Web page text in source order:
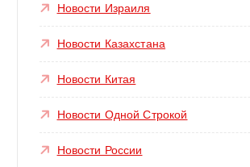
Новости Израиля
Новости Казахстана
Новости Китая
Новости Одной Строкой
Новости России